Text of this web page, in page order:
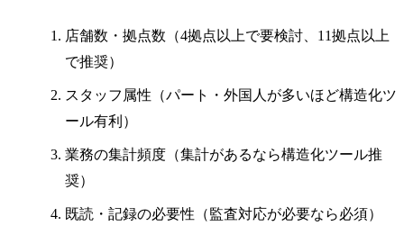
店舗数・拠点数（4拠点以上で要検討、11拠点以上
で推奨）
スタッフ属性（パート・外国人が多いほど構造化ツ
ール有利）
業務の集計頻度（集計があるなら構造化ツール推
奨）
既読・記録の必要性（監査対応が必要なら必須）